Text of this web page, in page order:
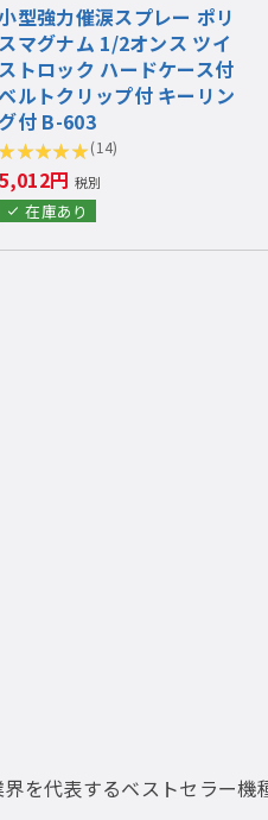
型強力催涙スプレー ポリ
スマグナム 1/2オンス ツイ
ストロック ハードケース付
ルトクリップ付 キーリン
グ付 B-603
(14)
5,012円 税別
在庫あり
を代表するベストセラー機